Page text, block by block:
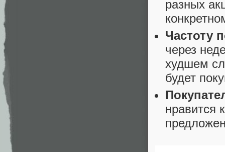
разных
Частоту
через
худшем
будет
нравится